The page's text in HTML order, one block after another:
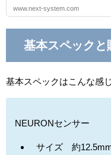
www.next-system.com
基本スペックと
基本スペックはこんな感じ
NEURONセンサー
サイズ 約